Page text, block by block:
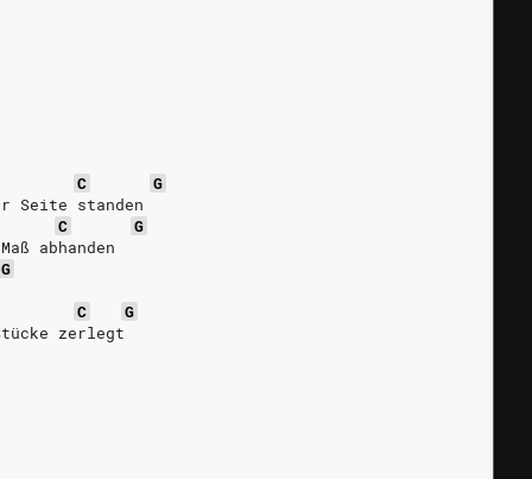
C
G
Seite standen
C
G
abhanden
G
C
G
zerlegt